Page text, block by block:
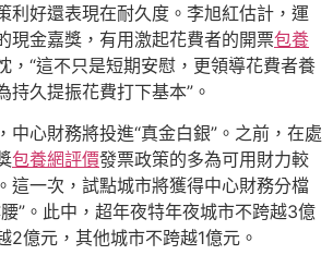
利好還表現在耐久度。李旭紅估計，運
現金嘉獎，有用激起花費者的開票包養
，“這不只是短期安慰，更領導花費者養
持久提振花費打下基本”。
中心財務將投進“真金白銀”。之前，在處
包養網評價發票政策的多為可用財力較
這一次，試點城市將獲得中心財務分檔
”。此中，超年夜特年夜城市不跨越3億
2億元，其他城市不跨越1億元。